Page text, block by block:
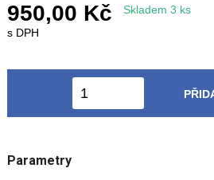
950,00 Kč
Skladem 3 ks
s DPH
Parametry